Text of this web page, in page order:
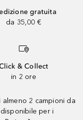
gratuita
da 35,00 €
& Collect
in 2 ore
2 campioni da
per i